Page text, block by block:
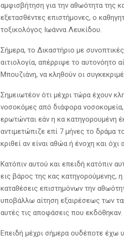
αμφισβήτηση για την αθωότητα της
εξετασθέντες επιστήμονες, ο
τοξικολόγος Ιωάννα Λευκίδου.
Σήμερα, το Δικαστήριο με
αιτιολογία, απέρριψε το αυτονόητο
Μπουζιάνη, να κληθούν οι
Σημειωτέον ότι μέχρι τώρα έχουν
νοσοκόμες από διάφορα
ερωτώνται εάν η κα κατηγορουμένη
αντιμετώπιζε επί 7 μήνες το δράμα
κριθεί αν είναι αθώα ή ένοχη και όχι
Κατόπιν αυτού και επειδή κατόπιν
εις βάρος της κας κατηγορούμενης,
καταθέσεις επιστημόνων την
υποβάλλω αίτηση εξαιρέσεως των
αυτές τις αποφάσεις που εκδόθηκαν.
Επειδή μέχρι σήμερα ουδέποτε έχω